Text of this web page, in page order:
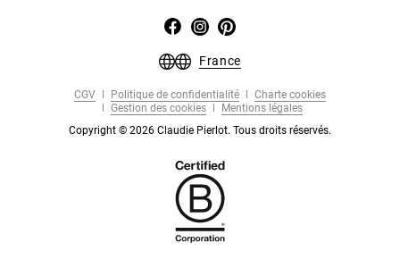
France
CGV Politique de confidentialité
Charte cookies
Gestion des cookies
Mentions légales
Copyright © 2026 Claudie Pierlot. Tous droits réservés.